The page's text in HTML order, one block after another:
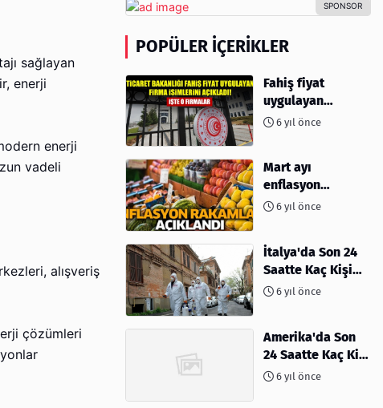
sağlayan
enerji
enerji
vadeli
alışveriş
çözümleri
POPÜLER İÇERIKLER
Fahiş fiyat
uygulayan
firmalar açıklandı
6 yıl önce
Mart ayı
enflasyon
rakamları
6 yıl önce
İtalya'da Son 24
Saatte Kaç Kişi
Öldü6 yıl önce
Amerika'da Son
24 Saatte Kaç Kişi
Öldü - 06 Nisan
6 yıl önce